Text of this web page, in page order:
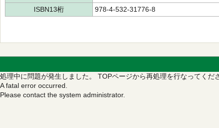
ISBN13桁
978-4-532-31776-8
処理中に問題が発生しました。 TOPページから再処理を行なってくだ
A fatal error occurred.
Please contact the system administrator.